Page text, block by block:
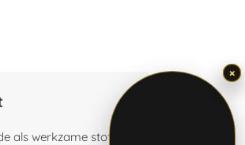
als werkzame stof
×
×